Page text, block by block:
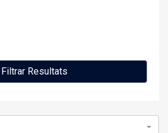
Filtrar Resultats